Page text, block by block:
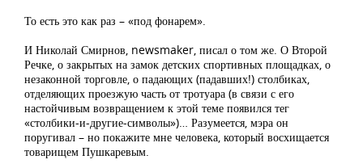
То есть это как раз – «под фонарем».
И Николай Смирнов, newsmaker, писал о том же. О Второй
Речке, о закрытых на замок детских спортивных площадках, о
незаконной торговле, о падающих (падавших!) столбиках,
отделяющих проезжую часть от тротуара (в связи с его
настойчивым возвращением к этой теме появился тег
«столбики-и-другие-символы»)… Разумеется, мэра он
поругивал – но покажите мне человека, который восхищается
товарищем Пушкаревым.